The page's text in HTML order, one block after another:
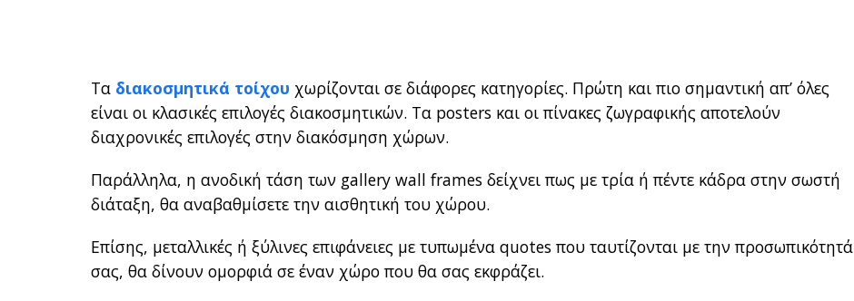
Τα διακοσμητικά τοίχου χωρίζονται σε διάφορες κατηγορίες. Πρώτη και πιο σημαντική απ’ όλες
είναι οι κλασικές επιλογές διακοσμητικών. Τα posters και οι πίνακες ζωγραφικής αποτελούν
διαχρονικές επιλογές στην διακόσμηση χώρων.
Παράλληλα, η ανοδική τάση των gallery wall frames δείχνει πως με τρία ή πέντε κάδρα στην σωστή
διάταξη, θα αναβαθμίσετε την αισθητική του χώρου.
Επίσης, μεταλλικές ή ξύλινες επιφάνειες με τυπωμένα quotes που ταυτίζονται με την προσωπικότητά
σας, θα δίνουν ομορφιά σε έναν χώρο που θα σας εκφράζει.